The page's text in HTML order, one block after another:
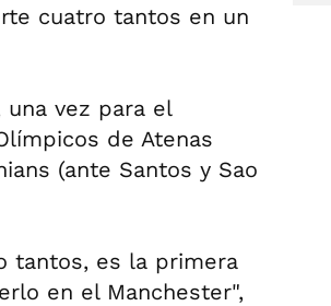
cuatro tantos en un
vez para el
de Atenas
(ante Santos y Sao
tantos, es la primera
en el Manchester",